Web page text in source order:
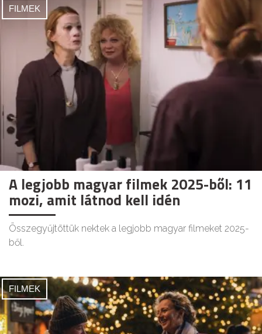
FILMEK
A legjobb magyar filmek 2025-ből: 11
mozi, amit látnod kell idén
Összegyűjtöttük nektek a legjobb magyar filmeket 2025-
ből.
FILMEK